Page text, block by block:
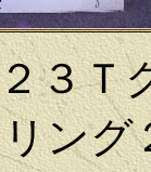
グ
ング